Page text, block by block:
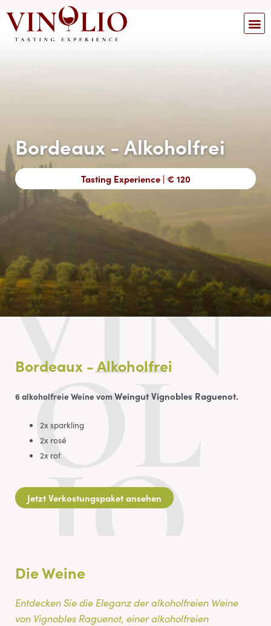
Bordeaux - Alkoholfrei
Tasting Experience | € 120
Bordeaux - Alkoholfrei
6 alkoholfreie Weine vomWeingut Vignobles Raguenot.
2x sparkling
2x rosé
2x rot
Jetzt Verkostungspaket ansehen
Die Weine
Entdecken Sie die Eleganz der alkoholfreien Weine
von Vignobles Raguenot, einer alkoholfreien